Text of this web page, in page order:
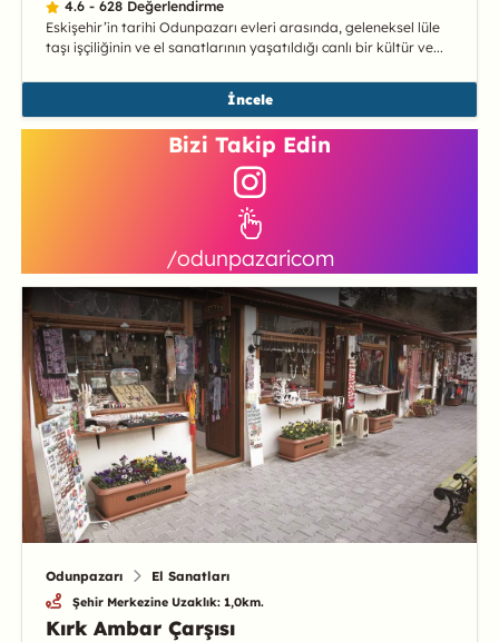
4.6 - 628 Değerlendirme
Eskişehir’in tarihi Odunpazarı evleri arasında, geleneksel lüle
taşı işçiliğinin ve el sanatlarının yaşatıldığı canlı bir kültür ve...
İncele
Bizi Takip Edin
/odunpazaricom
Odunpazarı El Sanatları
Şehir Merkezine Uzaklık: 1,0km.
Kırk Ambar Çarşısı